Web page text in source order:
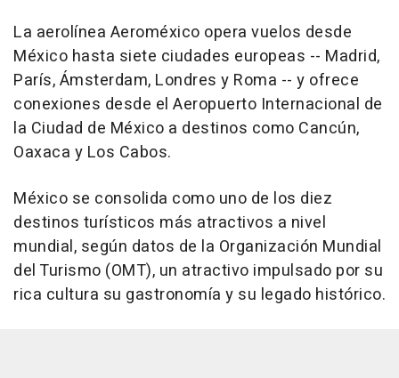
La aerolínea Aeroméxico opera vuelos desde
México hasta siete ciudades europeas -- Madrid,
París, Ámsterdam, Londres y Roma -- y ofrece
conexiones desde el Aeropuerto Internacional de
la Ciudad de México a destinos como Cancún,
Oaxaca y Los Cabos.
México se consolida como uno de los diez
destinos turísticos más atractivos a nivel
mundial, según datos de la Organización Mundial
del Turismo (OMT), un atractivo impulsado por su
rica cultura su gastronomía y su legado histórico.